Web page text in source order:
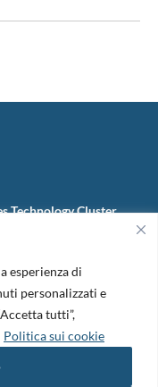
esperienza di
personalizzati e
tutti”,
Politica sui cookie
Technology Cluster